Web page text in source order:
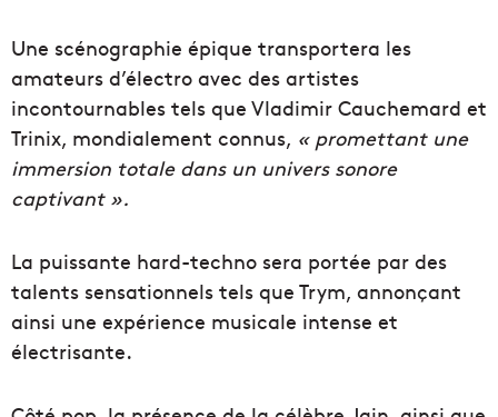
Une scénographie épique transportera les
amateurs d’électro avec des artistes
incontournables tels que Vladimir Cauchemard et
Trinix, mondialement connus, « promettant une
immersion totale dans un univers sonore
captivant ».
La puissante hard-techno sera portée par des
talents sensationnels tels que Trym, annonçant
ainsi une expérience musicale intense et
électrisante.